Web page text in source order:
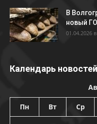
В
новый
01.04.2026
Календарь новостей
Пн Вт Ср